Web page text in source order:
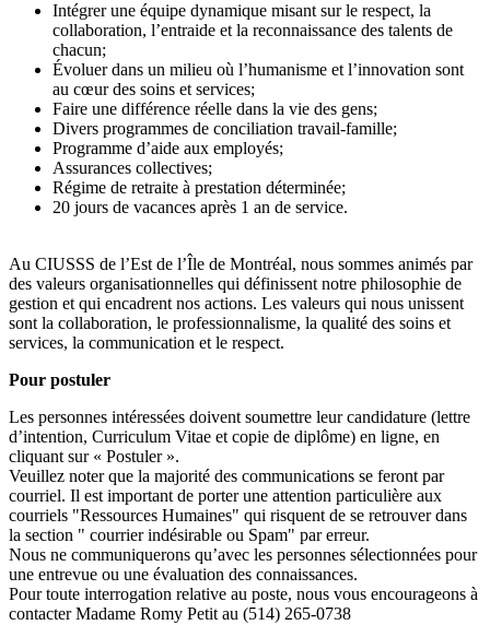
Intégrer une équipe dynamique misant sur le respect, la
collaboration, l’entraide et la reconnaissance des talents de
chacun;
Évoluer dans un milieu où l’humanisme et l’innovation sont
au cœur des soins et services;
Faire une différence réelle dans la vie des gens;
Divers programmes de conciliation travail-famille;
Programme d’aide aux employés;
Assurances collectives;
Régime de retraite à prestation déterminée;
20 jours de vacances après 1 an de service.
Au CIUSSS de l’Est de l’Île de Montréal, nous sommes animés par
des valeurs organisationnelles qui définissent notre philosophie de
gestion et qui encadrent nos actions. Les valeurs qui nous unissent
sont la collaboration, le professionnalisme, la qualité des soins et
services, la communication et le respect.
Pour postuler
Les personnes intéressées doivent soumettre leur candidature (lettre
d’intention, Curriculum Vitae et copie de diplôme) en ligne, en
cliquant sur « Postuler ».
Veuillez noter que la majorité des communications se feront par
courriel. Il est important de porter une attention particulière aux
courriels "Ressources Humaines" qui risquent de se retrouver dans
la section " courrier indésirable ou Spam" par erreur.
Nous ne communiquerons qu’avec les personnes sélectionnées pour
une entrevue ou une évaluation des connaissances.
Pour toute interrogation relative au poste, nous vous encourageons à
contacter Madame Romy Petit au (514) 265-0738